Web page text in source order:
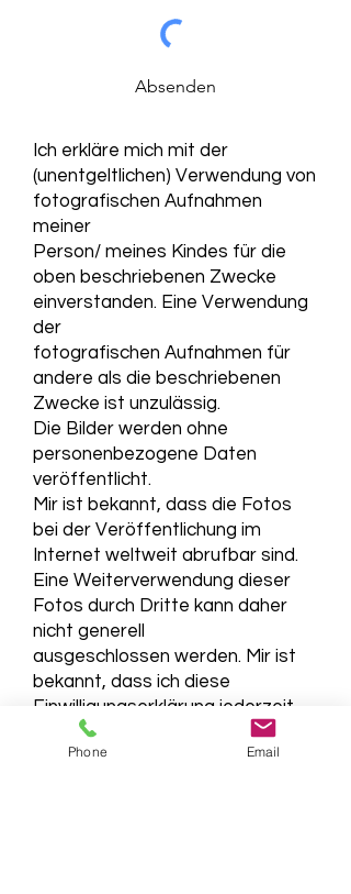
Absenden
Ich erkläre mich mit der
(unentgeltlichen) Verwendung von
fotografischen Aufnahmen
meiner
Person/ meines Kindes für die
oben beschriebenen Zwecke
einverstanden. Eine Verwendung
der
fotografischen Aufnahmen für
andere als die beschriebenen
Zwecke ist unzulässig.
Die Bilder werden ohne
personenbezogene Daten
veröffentlicht.
Mir ist bekannt, dass die Fotos
bei der Veröffentlichung im
Internet weltweit abrufbar sind.
Eine Weiterverwendung dieser
Fotos durch Dritte kann daher
nicht generell
ausgeschlossen werden. Mir ist
bekannt, dass ich diese
Einwilligungserklärung jederzeit
mit Wirkung für die Zukunft
widerrufen kann.
Phone Email